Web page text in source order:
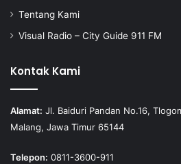
Tentang Kami
Visual Radio – City Guide 911 FM
Kontak Kami
Alamat: Jl. Baiduri Pandan No.16,
Malang, Jawa Timur 65144
Telepon: 0811-3600-911